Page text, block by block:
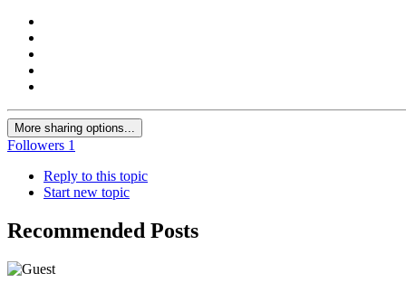
More sharing options...
Followers 1
Reply to this topic
Start new topic
Recommended Posts